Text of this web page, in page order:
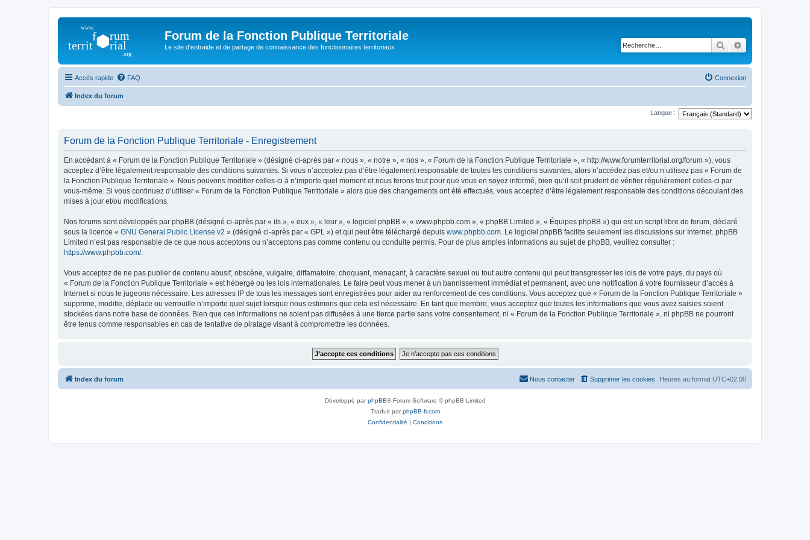
Forum de la Fonction Publique Territoriale
Le site d'entraide et de partage de connaissance des fonctionnaires territoriaux Rechercher
Accès rapide FAQ Connexion
Index du forum
Langue :
Forum de la Fonction Publique Territoriale - Enregistrement
En accédant à « Forum de la Fonction Publique Territoriale » (désigné ci-après par « nous », « notre », « nos », « Forum de la Fonction Publique Territoriale », « http://www.forumterritorial.org/forum »), vous
acceptez d’être légalement responsable des conditions suivantes. Si vous n’acceptez pas d’être légalement responsable de toutes les conditions suivantes, alors n’accédez pas et/ou n’utilisez pas « Forum de
la Fonction Publique Territoriale ». Nous pouvons modifier celles-ci à n’importe quel moment et nous ferons tout pour que vous en soyez informé, bien qu’il soit prudent de vérifier régulièrement celles-ci par
vous-même. Si vous continuez d’utiliser « Forum de la Fonction Publique Territoriale » alors que des changements ont été effectués, vous acceptez d’être légalement responsable des conditions découlant des
mises à jour et/ou modifications.
Nos forums sont développés par phpBB (désigné ci-après par « ils », « eux », « leur », « logiciel phpBB », « www.phpbb.com », « phpBB Limited », « Équipes phpBB ») qui est un script libre de forum, déclaré
sous la licence « GNU General Public License v2 » (désigné ci-après par « GPL ») et qui peut être téléchargé depuis www.phpbb.com. Le logiciel phpBB facilite seulement les discussions sur Internet. phpBB
Limited n’est pas responsable de ce que nous acceptons ou n’acceptons pas comme contenu ou conduite permis. Pour de plus amples informations au sujet de phpBB, veuillez consulter :
https://www.phpbb.com/.
Vous acceptez de ne pas publier de contenu abusif, obscène, vulgaire, diffamatoire, choquant, menaçant, à caractère sexuel ou tout autre contenu qui peut transgresser les lois de votre pays, du pays où
« Forum de la Fonction Publique Territoriale » est hébergé ou les lois internationales. Le faire peut vous mener à un bannissement immédiat et permanent, avec une notification à votre fournisseur d’accès à
Internet si nous le jugeons nécessaire. Les adresses IP de tous les messages sont enregistrées pour aider au renforcement de ces conditions. Vous acceptez que « Forum de la Fonction Publique Territoriale »
supprime, modifie, déplace ou verrouille n’importe quel sujet lorsque nous estimons que cela est nécessaire. En tant que membre, vous acceptez que toutes les informations que vous avez saisies soient
stockées dans notre base de données. Bien que ces informations ne soient pas diffusées à une tierce partie sans votre consentement, ni « Forum de la Fonction Publique Territoriale », ni phpBB ne pourront
être tenus comme responsables en cas de tentative de piratage visant à compromettre les données.
Index du forum Heures au format UTC+02:00
Supprimer les cookies
Nous contacter
Développé parphpBB® Forum Software © phpBB Limited
Traduit parphpBB-fr.com
Confidentialité | Conditions